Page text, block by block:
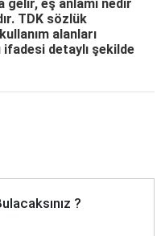
gelir, eş anlamı nedir
TDK sözlük
alanları
ifadesi detaylı şekilde
?